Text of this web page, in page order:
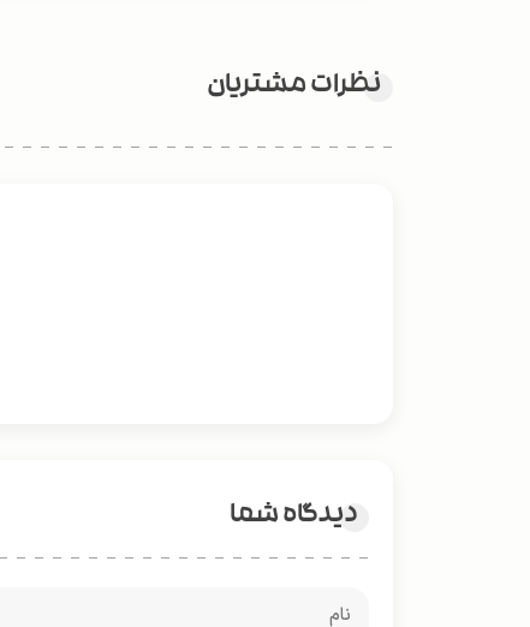
نظرات مشتریان
دیدگاه شما